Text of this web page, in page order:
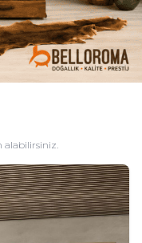
alabilirsiniz.